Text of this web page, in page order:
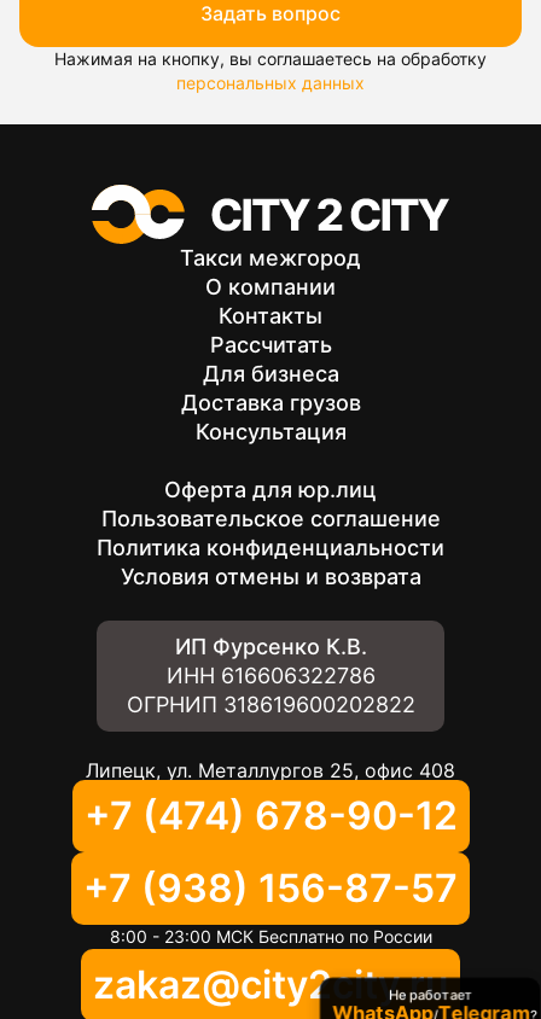
Задать вопрос
Нажимая на кнопку, вы соглашаетесь на обработку
персональных данных
Такси межгород
О компании
Контакты
Рассчитать
Для бизнеса
Доставка грузов
Консультация
Оферта для юр.лиц
Пользовательское соглашение
Политика конфиденциальности
Условия отмены и возврата
ИП Фурсенко К.В.
ИНН 616606322786
ОГРНИП 318619600202822
Липецк, ул. Металлургов 25, офис 408
+7 (474) 678-90-12
+7 (938) 156-87-57
8:00 - 23:00 МСК Бесплатно по России
zakaz@city2city.ru
Не работает
WhatsApp/Telegram?